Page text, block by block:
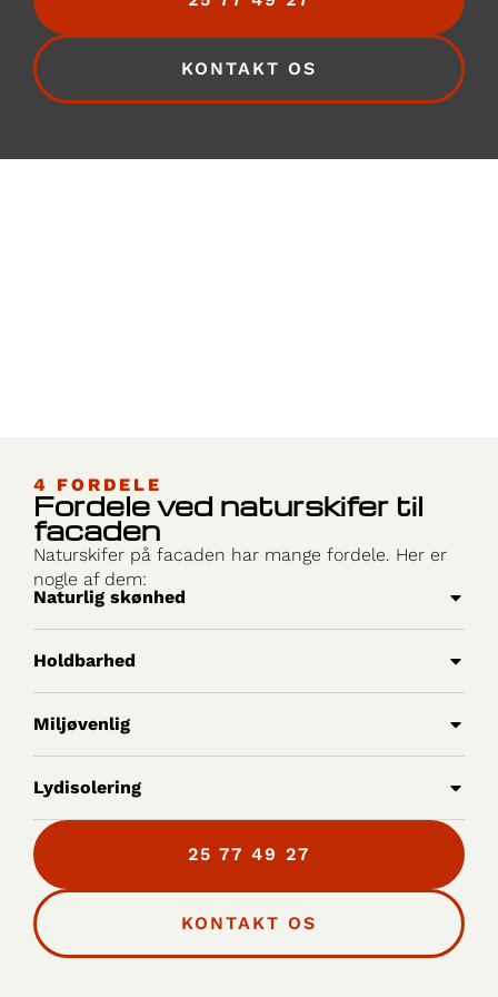
KONTAKT OS
4 FORDELE
Fordele ved naturskifer til
facaden
Naturskifer på facaden har mange fordele. Her er
nogle af dem:
Naturlig skønhed
Holdbarhed
Miljøvenlig
Lydisolering
25 77 49 27
KONTAKT OS